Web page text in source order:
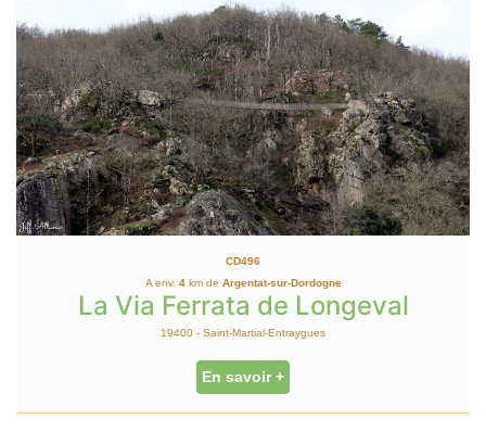
CD496
A env. 4km de Argentat-sur-Dordogne
La Via Ferrata de Longeval
19400 - Saint-Martial-Entraygues
En savoir +